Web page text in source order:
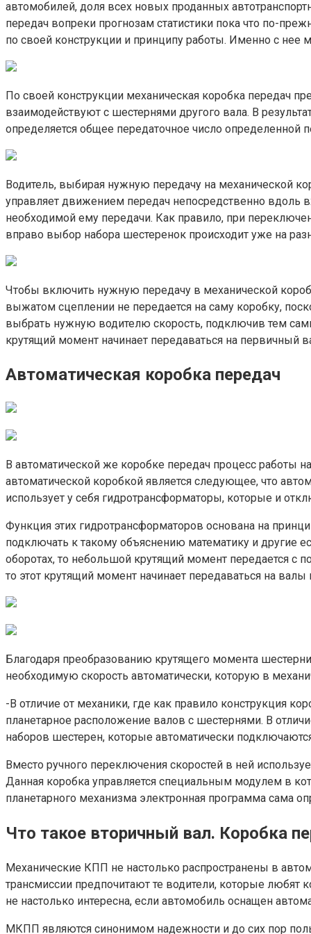
автомобилей, доля всех новых проданных
передач вопреки прогнозам статистики пока что по-
по своей конструкции и принципу работы. Именно с нее
По своей конструкции механическая коробка передач
взаимодействуют с шестернями другого вала. В
определяется общее передаточное число определенной
Водитель, выбирая нужную передачу на механической
управляет движением передач непосредственно вдоль
необходимой ему передачи. Как правило, при
вправо выбор набора шестеренок происходит уже на
Чтобы включить нужную передачу в механической
выжатом сцеплении не передается на саму коробку,
выбрать нужную водителю скорость, подключив тем
крутящий момент начинает передаваться на
Автоматическая коробка передач
В автоматической же коробке передач процесс работы
автоматической коробкой является следующее, что
использует у себя гидротрансформаторы, которые и
Функция этих гидротрансформаторов основана на
подключать к такому объяснению математику и другие
оборотах, то небольшой крутящий момент передается с
то этот крутящий момент начинает передаваться на
Благодаря преобразованию крутящего момента
необходимую скорость автоматически, которую в
-В отличие от механики, где как правило конструкция
планетарное расположение валов с шестернями. В
наборов шестерен, которые автоматически
Вместо ручного переключения скоростей в ней
Данная коробка управляется специальным модулем в
планетарного механизма электронная программа сама
Что такое вторичный вал. Коробка
Механические КПП не настолько распространены в
трансмиссии предпочитают те водители, которые
не настолько интересна, если автомобиль оснащен
МКПП являются синонимом надежности и до сих пор